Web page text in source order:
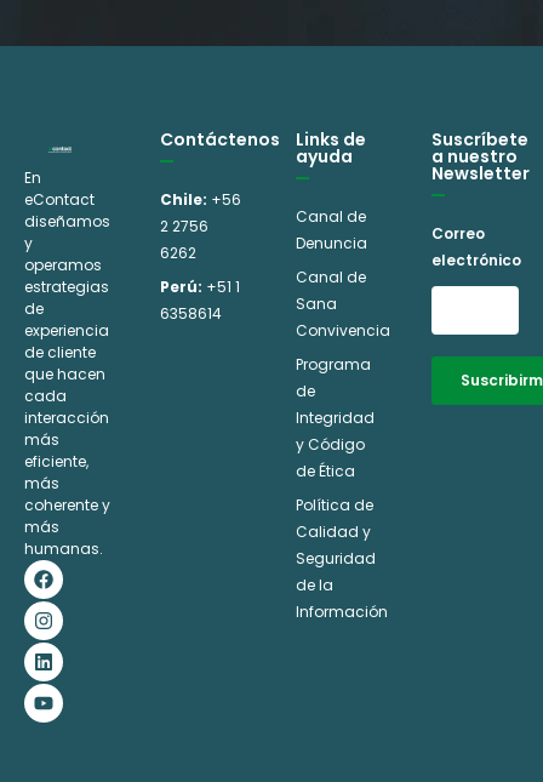
En
eContact
diseñamos
y
operamos
estrategias
de
experiencia
de cliente
que hacen
cada
interacción
más
eficiente,
más
coherente y
más
humanas.
F
a
c
e
b
o
o
k
I
n
s
t
a
g
r
a
m
L
i
n
k
e
d
i
n
Y
o
u
t
u
b
e
Contáctenos
Chile: +56
2 2756
6262
Perú: +51 1
6358614
Links de
ayuda
Canal de
Denuncia
Canal de
Sana
Convivencia
Programa
de
Integridad
y Código
de Ética
Política de
Calidad y
Seguridad
de la
Información
Suscríbete
a nuestro
Newsletter
Correo
electrónico